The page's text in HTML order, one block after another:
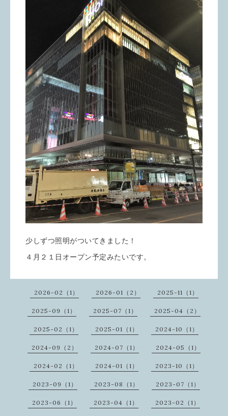
少しずつ照明がついてきました！
４月２１日オープン予定みたいです。
2026-02（1） 2026-01（2） 2025-11（1）
2025-09（1） 2025-07（1） 2025-04（2）
2025-02（1） 2025-01（1） 2024-10（1）
2024-09（2） 2024-07（1） 2024-05（1）
2024-02（1） 2024-01（1） 2023-10（1）
2023-09（1） 2023-08（1） 2023-07（1）
2023-06（1） 2023-04（1） 2023-02（1）